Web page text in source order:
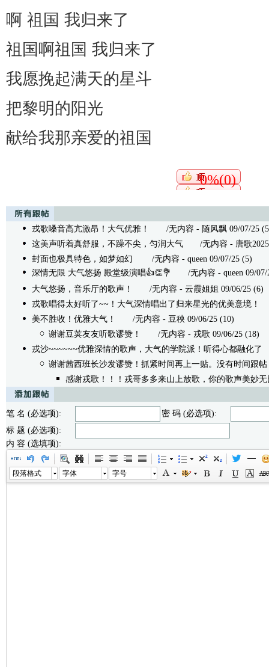
啊 祖国 我归来了
祖国啊祖国 我归来了
我愿挽起满天的星斗
把黎明的阳光
献给我那亲爱的祖国
0%(0)
戎歌嗓音高亢激昂！大气优雅！
/无内容 - 随风飘 09/07/25
这美声听着真舒服，不躁不尖，匀润大气 /无内容 - 唐歌2025
封面也极具特色，如梦如幻
/无内容 - queen 09/07/25 (5)
深情无限 大气悠扬 殿堂级演唱👍👏💐
/无内容 - queen 09/07/
大气悠扬，音乐厅的歌声！
/无内容 - 云霞姐姐 09/06/25 (6)
戎歌唱得太好听了~~！大气深情唱出了归来星光的优美意境！
美不胜收！优雅大气！
/无内容 - 豆秧 09/06/25 (10)
谢谢豆荚友友听歌谬赞！
/无内容 - 戎歌 09/06/25 (18)
戎沙~~~~~~优雅深情的歌声，大气的学院派！听得心都融化了
谢谢茜西班长沙发谬赞！抓紧时间再上一贴。没有时间跟
感谢戎歌！！！戎哥多多来山上放歌，你的歌声美妙
笔 名 (必选项):
密 码 (必选项):
标 题 (必选项):
内 容 (选填项):
段落格式 字体 字号